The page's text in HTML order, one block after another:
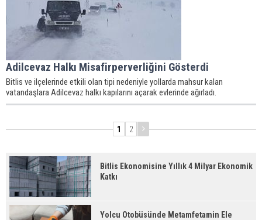
Adilcevaz Halkı Misafirperverliğini Gösterdi
Bitlis ve ilçelerinde etkili olan tipi nedeniyle yollarda mahsur kalan
vatandaşlara Adilcevaz halkı kapılarını açarak evlerinde ağırladı.
1 2
Bitlis Ekonomisine Yıllık 4 Milyar Ekonomik
Katkı
Yolcu Otobüsünde Metamfetamin Ele